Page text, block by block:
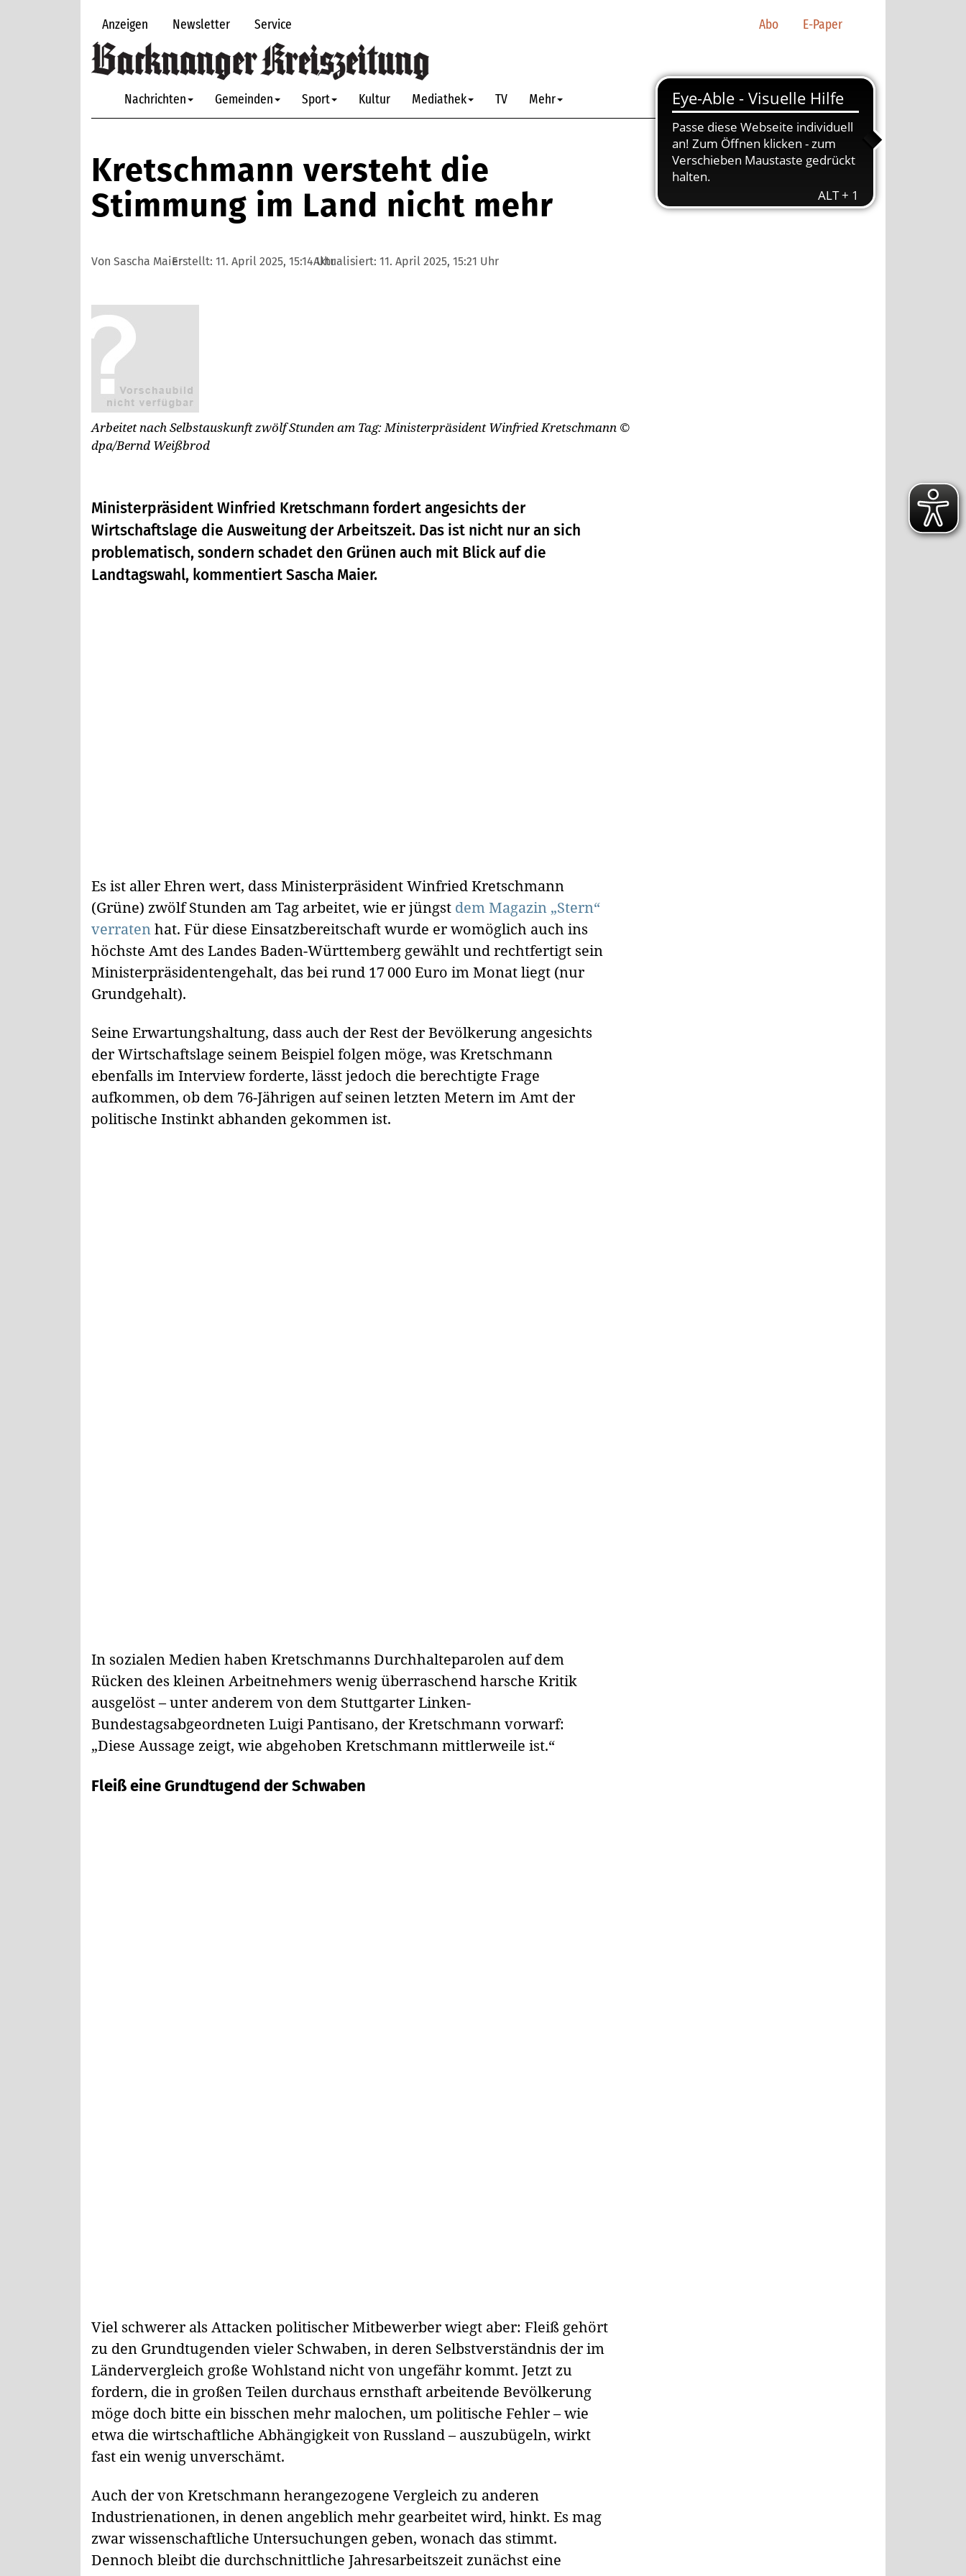
Anzeigen Newsletter Service Abo E-Paper
Nachrichten Gemeinden Sport Kultur Mediathek TV Mehr
Kretschmann versteht die
Stimmung im Land nicht mehr
Von Sascha MaierErstellt: 11. April 2025, 15:14 UhrAktualisiert: 11. April 2025, 15:21 Uhr
Arbeitet nach Selbstauskunft zwölf Stunden am Tag: Ministerpräsident Winfried Kretschmann ©
dpa/Bernd Weißbrod
Ministerpräsident Winfried Kretschmann fordert angesichts der
Wirtschaftslage die Ausweitung der Arbeitszeit. Das ist nicht nur an sich
problematisch, sondern schadet den Grünen auch mit Blick auf die
Landtagswahl, kommentiert Sascha Maier.
Es ist aller Ehren wert, dass Ministerpräsident Winfried Kretschmann
(Grüne) zwölf Stunden am Tag arbeitet, wie er jüngst dem Magazin „Stern“
verratenhat. Für diese Einsatzbereitschaft wurde er womöglich auch ins
höchste Amt des Landes Baden-Württemberg gewählt und rechtfertigt sein
Ministerpräsidentengehalt, das bei rund 17 000 Euro im Monat liegt (nur
Grundgehalt).
Seine Erwartungshaltung, dass auch der Rest der Bevölkerung angesichts
der Wirtschaftslage seinem Beispiel folgen möge, was Kretschmann
ebenfalls im Interview forderte, lässt jedoch die berechtigte Frage
aufkommen, ob dem 76-Jährigen auf seinen letzten Metern im Amt der
politische Instinkt abhanden gekommen ist.
In sozialen Medien haben Kretschmanns Durchhalteparolen auf dem
Rücken des kleinen Arbeitnehmers wenig überraschend harsche Kritik
ausgelöst – unter anderem von dem Stuttgarter Linken-
Bundestagsabgeordneten Luigi Pantisano, der Kretschmann vorwarf:
„Diese Aussage zeigt, wie abgehoben Kretschmann mittlerweile ist.“
Fleiß eine Grundtugend der Schwaben
Viel schwerer als Attacken politischer Mitbewerber wiegt aber: Fleiß gehört
zu den Grundtugenden vieler Schwaben, in deren Selbstverständnis der im
Ländervergleich große Wohlstand nicht von ungefähr kommt. Jetzt zu
fordern, die in großen Teilen durchaus ernsthaft arbeitende Bevölkerung
möge doch bitte ein bisschen mehr malochen, um politische Fehler – wie
etwa die wirtschaftliche Abhängigkeit von Russland – auszubügeln, wirkt
fast ein wenig unverschämt.
Auch der von Kretschmann herangezogene Vergleich zu anderen
Industrienationen, in denen angeblich mehr gearbeitet wird, hinkt. Es mag
zwar wissenschaftliche Untersuchungen geben, wonach das stimmt.
Dennoch bleibt die durchschnittliche Jahresarbeitszeit zunächst eine